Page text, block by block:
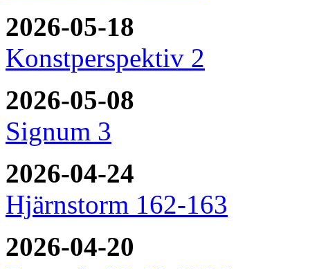
2026-05-18
Konstperspektiv 2
2026-05-08
Signum 3
2026-04-24
Hjärnstorm 162-163
2026-04-20